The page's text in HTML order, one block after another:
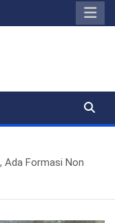
Ada Formasi Non